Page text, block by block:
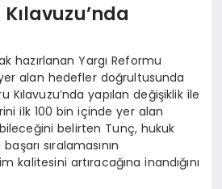
hazırlanan Yargı Reformu
alan hedefler doğrultusunda
Kılavuzu’nda yapılan değişiklik ile
ilk 100 bin içinde yer alan
belirten Tunç, hukuk
sıralamasının
kalitesini artıracağına inandığını